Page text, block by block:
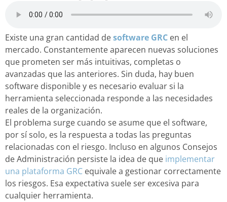
Existe una gran cantidad desoftware GRC en el
mercado. Constantemente aparecen nuevas soluciones
que prometen ser más intuitivas, completas o
avanzadas que las anteriores. Sin duda, hay buen
software disponible y es necesario evaluar si la
herramienta seleccionada responde a las necesidades
reales de la organización.
El problema surge cuando se asume que el software,
por sí solo, es la respuesta a todas las preguntas
relacionadas con el riesgo. Incluso en algunos Consejos
de Administración persiste la idea de que implementar
una plataforma GRC equivale a gestionar correctamente
los riesgos. Esa expectativa suele ser excesiva para
cualquier herramienta.